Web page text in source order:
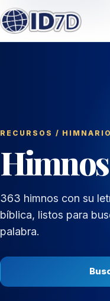
RECURSOS / HIMNARIO
Himnos
363 himnos con su
bíblica, listos para
palabra.